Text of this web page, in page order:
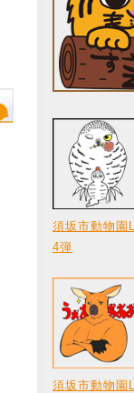
須坂市動物園
4弾
須坂市動物園